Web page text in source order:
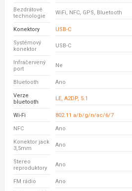
Bezdrátové
technologie
WiFi, NFC, GPS, Bluetooth
Konektory USB-C
Systémový
konektor
USB-C
Infračervený
port
Ne
Bluetooth Ano
Verze
bluetooth
LE, A2DP, 5.1
Wi-Fi 802.11 a/b/g/n/ac/6/7
NFC Ano
Konektor jack
3,5mm
Ano
Stereo
reproduktory
Ano
FM rádio Ano